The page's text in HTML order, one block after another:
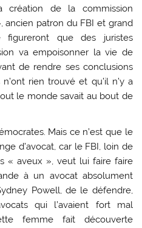
de la commission
ancien patron du FBI et grand
que des juristes
va empoisonner la vie de
de rendre ses conclusions
rien trouvé et qu’il n’y a
le monde savait au bout de
Mais ce n’est que le
d’avocat, car le FBI, loin de
« aveux », veut lui faire faire
à un avocat absolument
Powell, de le défendre,
qui l’avaient fort mal
femme fait découverte